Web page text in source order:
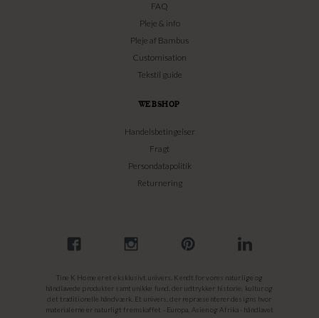
FAQ
Pleje & info
Pleje af Bambus
Customisation
Tekstil guide
WEBSHOP
Handelsbetingelser
Fragt
Persondatapolitik
Returnering
Tine K Home er et eksklusivt univers. Kendt for vores naturlige og
håndlavede produkter samt unikke fund, der udtrykker historie, kultur og
det traditionelle håndværk. Et univers, der repræsenterer designs hvor
materialerne er naturligt fremskaffet - Europa, Asien og Afrika - håndlavet